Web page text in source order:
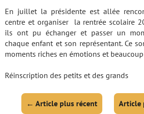
En juillet la présidente est allée
centre et organiser la rentrée scolaire
ils ont pu échanger et passer un
chaque enfant et son représentant. Ce
moments riches en émotions et
Réinscription des petits et des grands
← Article plus récent Article